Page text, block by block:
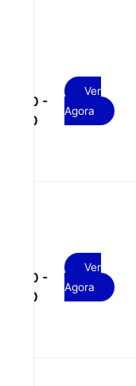
100.00 -
120.00
Ver
Agora
100.00 -
120.00
Ver
Agora